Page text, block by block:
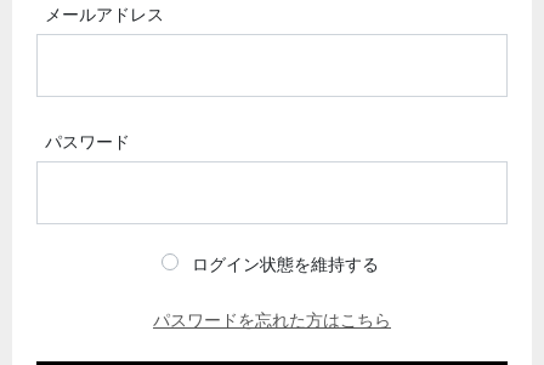
メールアドレス
パスワード
ログイン状態を維持する
パスワードを忘れた方はこちら